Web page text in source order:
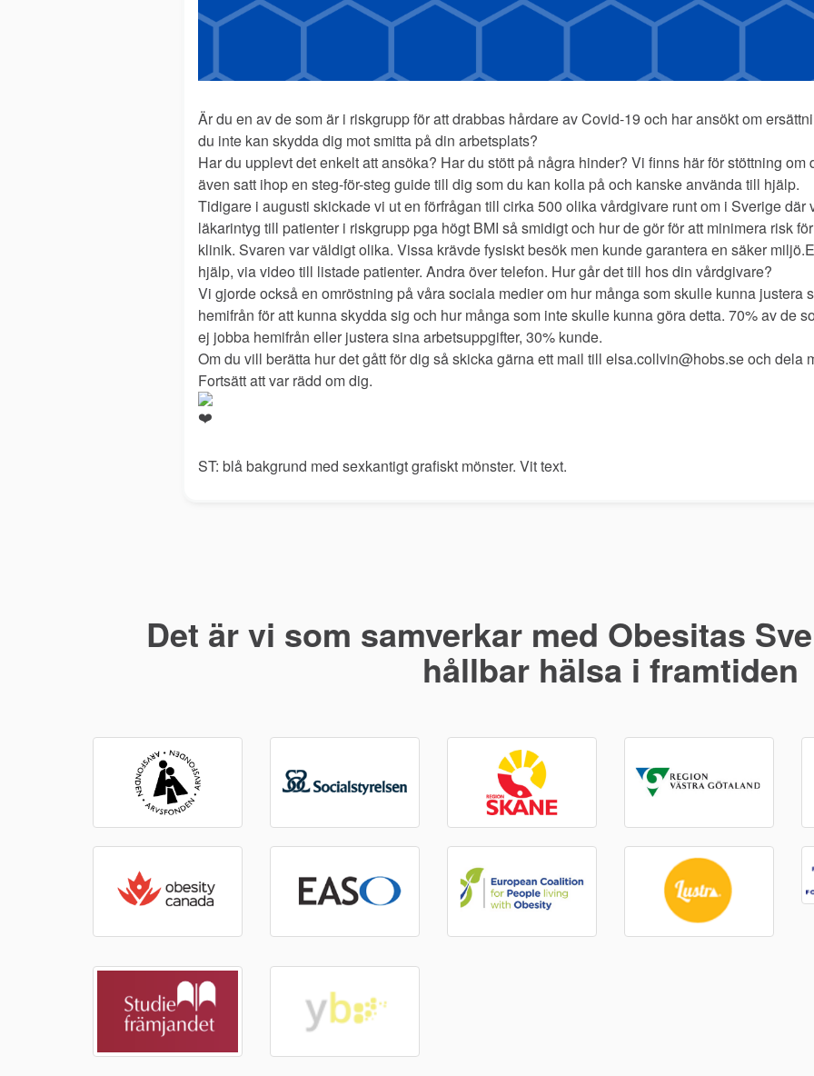
Är du en av de som är i riskgrupp för att drabbas hårdare av Covid-19 och har ansökt om
du inte kan skydda dig mot smitta på din arbetsplats?
Har du upplevt det enkelt att ansöka? Har du stött på några hinder? Vi finns här för stöttning om
även satt ihop en steg-för-steg guide till dig som du kan kolla på och kanske använda till hjälp.
Tidigare i augusti skickade vi ut en förfrågan till cirka 500 olika vårdgivare runt om i Sverige där
läkarintyg till patienter i riskgrupp pga högt BMI så smidigt och hur de gör för att minimera risk
klinik. Svaren var väldigt olika. Vissa krävde fysiskt besök men kunde garantera en säker
hjälp, via video till listade patienter. Andra över telefon. Hur går det till hos din vårdgivare?
Vi gjorde också en omröstning på våra sociala medier om hur många som skulle kunna justera
hemifrån för att kunna skydda sig och hur många som inte skulle kunna göra detta. 70% av de
ej jobba hemifrån eller justera sina arbetsuppgifter, 30% kunde.
Om du vill berätta hur det gått för dig så skicka gärna ett mail till elsa.collvin@hobs.se och dela
Fortsätt att var rädd om dig.
ST: blå bakgrund med sexkantigt grafiskt mönster. Vit text.
Det är vi som samverkar med Obesitas
hållbar hälsa i framtiden